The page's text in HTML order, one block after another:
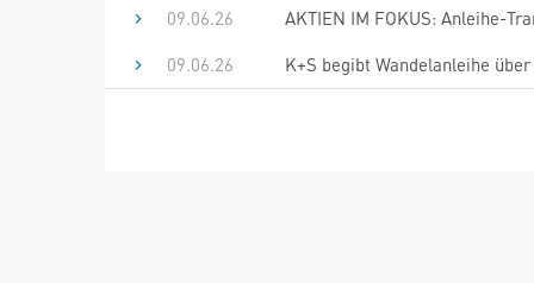
09.06.26
AKTIEN IM FOKUS: Anleihe-
09.06.26
K+S begibt Wandelanleihe